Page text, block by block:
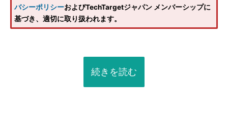
バシーポリシーおよびTechTargetジャパン メンバーシップに
基づき、適切に取り扱われます。
続きを読む